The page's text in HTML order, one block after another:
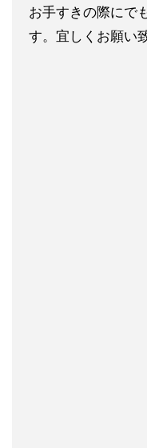
お手すきの際にで
す。宜しくお願い